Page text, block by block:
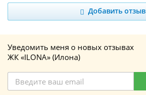
Добавить отзыв
Уведомить меня о новых отзывах
ЖК «ILONA» (Илона)